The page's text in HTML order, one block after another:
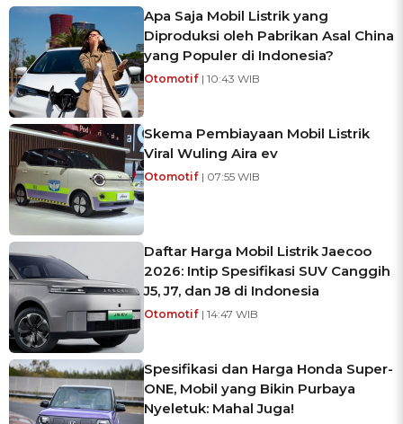
Apa Saja Mobil Listrik yang
Diproduksi oleh Pabrikan Asal China
yang Populer di Indonesia?
Otomotif | 10:43 WIB
Skema Pembiayaan Mobil Listrik
Viral Wuling Aira ev
Otomotif | 07:55 WIB
Daftar Harga Mobil Listrik Jaecoo
2026: Intip Spesifikasi SUV Canggih
J5, J7, dan J8 di Indonesia
Otomotif | 14:47 WIB
Spesifikasi dan Harga Honda Super-
ONE, Mobil yang Bikin Purbaya
Nyeletuk: Mahal Juga!